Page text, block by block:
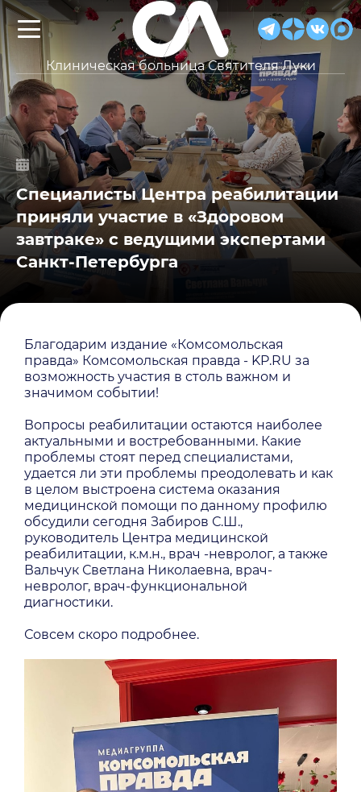
Клиническая больница Святителя Луки
Специалисты Центра реабилитации
приняли участие в «Здоровом
завтраке» с ведущими экспертами
Санкт-Петербурга
Благодарим издание «Комсомольская
правда» Комсомольская правда - KP.RU за
возможность участия в столь важном и
значимом событии!
Вопросы реабилитации остаются наиболее
актуальными и востребованными. Какие
проблемы стоят перед специалистами,
удается ли эти проблемы преодолевать и как
в целом выстроена система оказания
медицинской помощи по данному профилю
обсудили сегодня Забиров С.Ш.,
руководитель Центра медицинской
реабилитации, к.м.н., врач -невролог, а также
Вальчук Светлана Николаевна, врач-
невролог, врач-функциональной
диагностики.
Совсем скоро подробнее.